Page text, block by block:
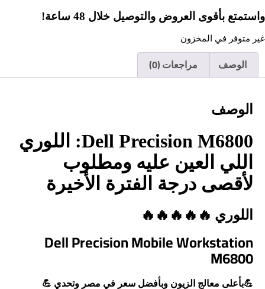
واستمتع بأقوى العروض والتوصيل خلال 48 ساعة!
غير متوفر في المخزون
الوصف مراجعات (0)
الوصف
Dell Precision M6800: اللوري
اللي العين عليه ومطلوب
لأقصى درجة الفترة الأخيرة
اللوري 🔥🔥⁦🔥🔥🔥
Dell Precision Mobile Workstation
M6800
💪بأعلى معالج الزيون وبأفضل سعر في مصر وتحدي 💪